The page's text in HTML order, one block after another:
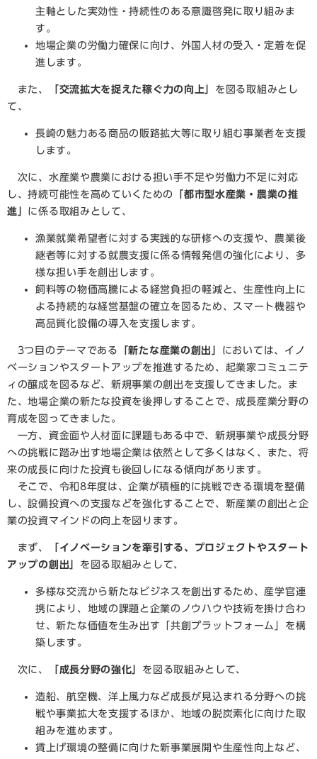
主軸とした実効性・持続性のある意識啓発に取り組みま
す。
地場企業の労働力確保に向け、外国人材の受入・定着を促
進します。
また、 「交流拡大を捉えた稼ぐ力の向上」 を図る取組みとし
て、
長崎の魅力ある商品の販路拡大等に取り組む事業者を支援
します。
次に、水産業や農業における担い手不足や労働力不足に対応
し、持続可能性を高めていくための
「都市型水産業・農業の推
進」 に係る取組みとして、
漁業就業希望者に対する実践的な研修への支援や、農業後
継者等に対する就農支援に係る情報発信の強化により、多
様な担い手を創出します。
飼料等の物価高騰による経営負担の軽減と、生産性向上に
よる持続的な経営基盤の確立を図るため、スマート機器や
高品質化設備の導入を支援します。
3つ目のテーマである 「新たな産業の創出」 においては、イノ
ベーションやスタートアップを推進するため、起業家コミュニテ
ィの醸成を図るなど、新規事業の創出を支援してきました。ま
た、地場企業の新たな投資を後押しすることで、成長産業分野の
育成を図ってきました。
一方、資金面や人材面に課題もある中で、新規事業や成長分野
への挑戦に踏み出す地場企業は依然として多くはなく、また、将
来の成長に向けた投資も後回しになる傾向があります。
そこで、令和8年度は、企業が積極的に挑戦できる環境を整備
し、設備投資への支援などを強化することで、新産業の創出と企
業の投資マインドの向上を図ります。
まず、
「イノベーションを牽引する、プロジェクトやスタート
アップの創出」 を図る取組みとして、
多様な交流から新たなビジネスを創出するため、産学官連
携により、地域の課題と企業のノウハウや技術を掛け合わ
せ、新たな価値を生み出す「共創プラットフォーム」を構
築します。
次に、 「成長分野の強化」 を図る取組みとして、
造船、航空機、洋上風力など成長が見込まれる分野への挑
戦や事業拡大を支援するほか、地域の脱炭素化に向けた取
組みを進めます。
賃上げ環境の整備に向けた新事業展開や生産性向上など、